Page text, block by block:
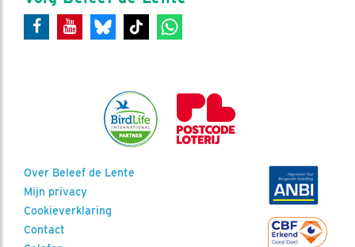
Over Beleef de Lente
Mijn privacy
Cookieverklaring
Contact